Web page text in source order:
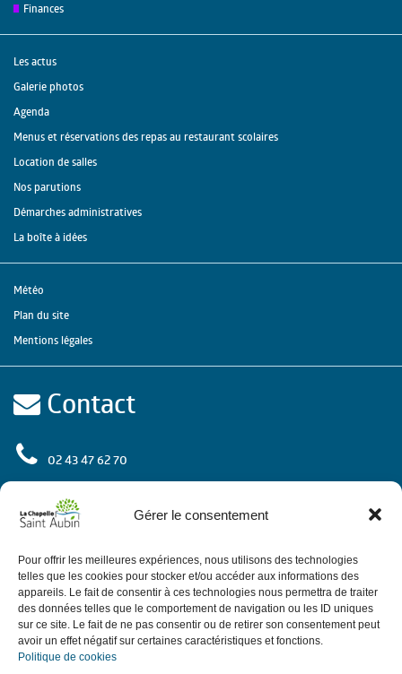
Gérer le consentement
Pour offrir les meilleures expériences, nous utilisons des technologies
telles que les cookies pour stocker et/ou accéder aux informations des
appareils. Le fait de consentir à ces technologies nous permettra de traiter
des données telles que le comportement de navigation ou les ID uniques
sur ce site. Le fait de ne pas consentir ou de retirer son consentement peut
avoir un effet négatif sur certaines caractéristiques et fonctions.
Politique de cookies
Finances
Les actus
Galerie photos
Agenda
Menus et réservations des repas au restaurant scolaires
Location de salles
Nos parutions
Démarches administratives
La boîte à idées
Météo
Plan du site
Mentions légales
Contact
02 43 47 62 70
rue de l'Europe
72 650 La Chapelle Saint Aubin
Contactez-nous
Horaires